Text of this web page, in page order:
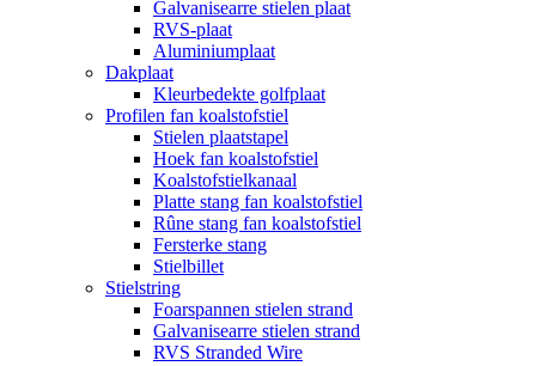
Galvanisearre stielen plaat
RVS-plaat
Aluminiumplaat
Dakplaat
Kleurbedekte golfplaat
Profilen fan koalstofstiel
Stielen plaatstapel
Hoek fan koalstofstiel
Koalstofstielkanaal
Platte stang fan koalstofstiel
Rûne stang fan koalstofstiel
Fersterke stang
Stielbillet
Stielstring
Foarspannen stielen strand
Galvanisearre stielen strand
RVS Stranded Wire